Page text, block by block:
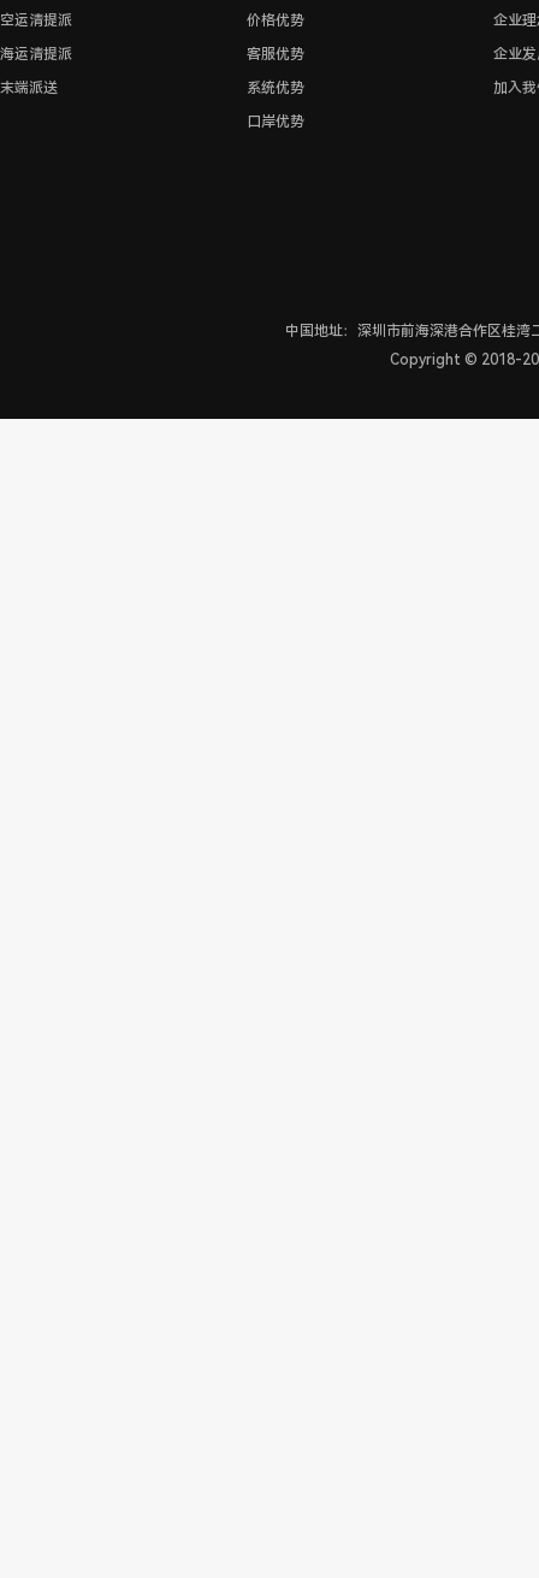
空运清提派
海运清提派
末端派送
价格优势
客服优势
系统优势
口岸优势
企业理
企业
加入我
中国地址：深圳市前海深港合作区桂湾
Copyright © 2018-